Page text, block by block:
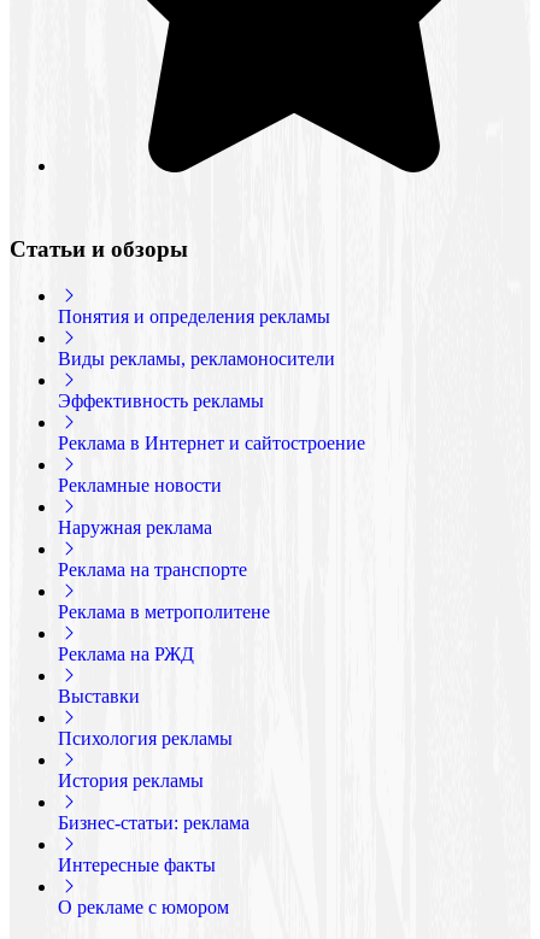
Статьи и обзоры
Понятия и определения рекламы
Виды рекламы, рекламоносители
Эффективность рекламы
Реклама в Интернет и сайтостроение
Рекламные новости
Наружная реклама
Реклама на транспорте
Реклама в метрополитене
Реклама на РЖД
Выставки
Психология рекламы
История рекламы
Бизнес-статьи: реклама
Интересные факты
О рекламе с юмором